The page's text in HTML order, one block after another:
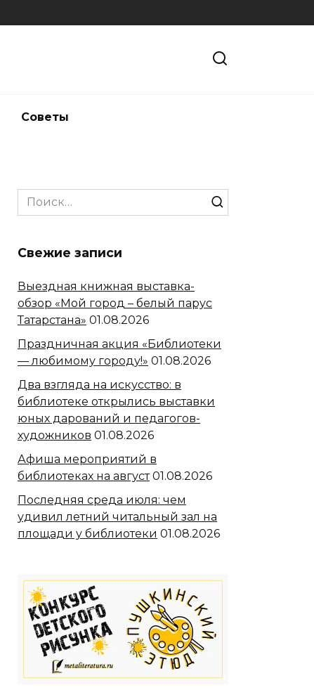
Советы
Search
for:
Свежие записи
Выездная книжная выставка-
обзор «Мой город – белый парус
Татарстана» 01.08.2026
Праздничная акция «Библиотеки
— любимому городу!» 01.08.2026
Два взгляда на искусство: в
библиотеке открылись выставки
юных дарований и педагогов-
художников 01.08.2026
Афиша мероприятий в
библиотеках на август 01.08.2026
Последняя среда июля: чем
удивил летний читальный зал на
площади у библиотеки 01.08.2026